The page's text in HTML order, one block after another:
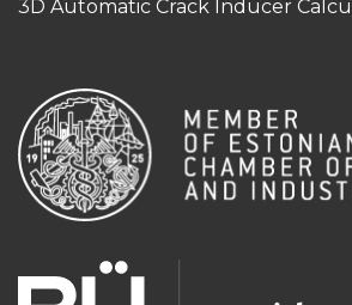
3D Automatic Crack Inducer